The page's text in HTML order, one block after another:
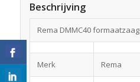
Beschrijving
Rema DMMC40 formaatzaag
Merk Rema